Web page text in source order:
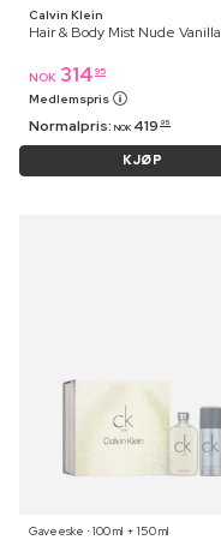
Calvin Klein
Hair & Body Mist Nude Vanilla
NOK 314 95
Medlemspris
Normalpris: NOK 419 95
KJØP
Gaveeske ⋅ 100 ml + 150 ml